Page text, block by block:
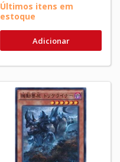
Últimos itens em
estoque
Adicionar